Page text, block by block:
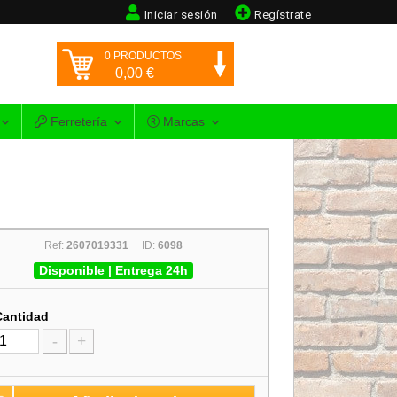
Regístrate
Iniciar sesión
0 PRODUCTOS
0,00 €
Ferretería Marcas
Ref: 2607019331 ID: 6098
Disponible | Entrega 24h
- +